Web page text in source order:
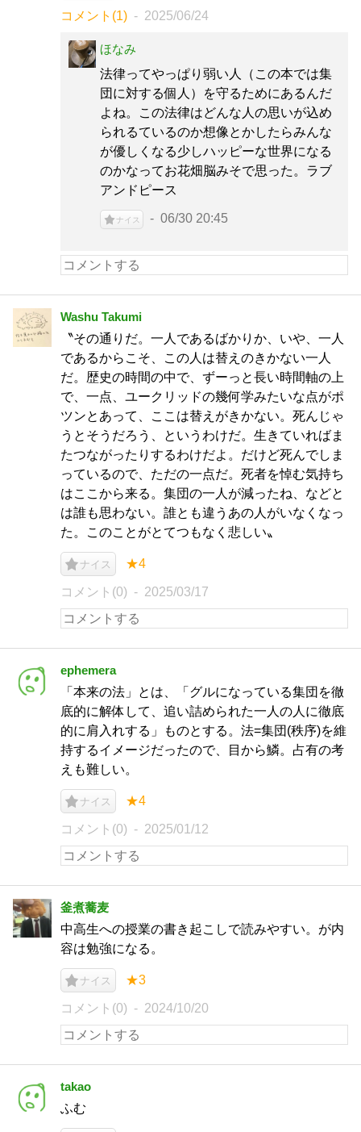
コメント(1) 2025/06/24
ほなみ
法律ってやっぱり弱い人（この本では集
団に対する個人）を守るためにあるんだ
よね。この法律はどんな人の思いが込め
られるているのか想像とかしたらみんな
が優しくなる少しハッピーな世界になる
のかなってお花畑脳みそで思った。ラブ
アンドピース
ナイス 06/30 20:45
Washu Takumi
〝その通りだ。一人であるばかりか、いや、一人
であるからこそ、この人は替えのきかない一人
だ。歴史の時間の中で、ずーっと長い時間軸の上
で、一点、ユークリッドの幾何学みたいな点がポ
ツンとあって、ここは替えがきかない。死んじゃ
うとそうだろう、というわけだ。生きていればま
たつながったりするわけだよ。だけど死んでしま
っているので、ただの一点だ。死者を悼む気持ち
はここから来る。集団の一人が減ったね、などと
は誰も思わない。誰とも違うあの人がいなくなっ
た。このことがとてつもなく悲しい〟
ナイス ★4
コメント(0) 2025/03/17
ephemera
「本来の法」とは、「グルになっている集団を徹
底的に解体して、追い詰められた一人の人に徹底
的に肩入れする」ものとする。法=集団(秩序)を維
持するイメージだったので、目から鱗。占有の考
えも難しい。
ナイス ★4
コメント(0) 2025/01/12
釜煮蕎麦
中高生への授業の書き起こしで読みやすい。が内
容は勉強になる。
ナイス ★3
コメント(0) 2024/10/20
takao
ふむ